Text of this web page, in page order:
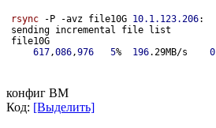
rsync -P -avz file10G 10.1.123.206:
sending incremental file list
file10G
617,086,976 5% 196.29MB/s 0
конфиг ВМ
Код: [Выделить]